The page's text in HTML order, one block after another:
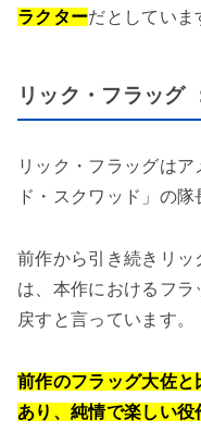
ラクターだとしていま
リック・フラッグ
リック・フラッグは
ド・スクワッド」の隊
前作から引き続きリ
は、本作におけるフ
戻すと言っています。
前作のフラッグ大佐
あり、純情で楽しい役